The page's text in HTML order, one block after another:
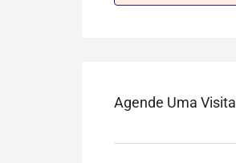
Agende Uma Visita